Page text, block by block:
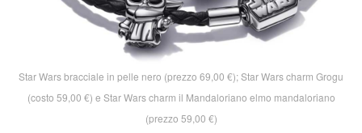
Star Wars bracciale in pelle nero (prezzo 69,00 €); Star Wars charm Grogu
(costo 59,00 €) e Star Wars charm il Mandaloriano elmo mandaloriano
(prezzo 59,00 €)